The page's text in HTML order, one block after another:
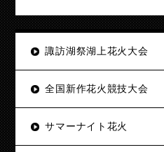
諏訪湖祭湖上花火大会
全国新作花火競技大会
サマーナイト花火